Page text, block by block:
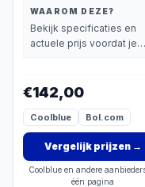
WAAROM DEZE?
Bekijk specificaties en
actuele prijs voordat je
€142,00
Coolblue Bol.com
Vergelijk prijzen→
Coolblue en andere
één pagina